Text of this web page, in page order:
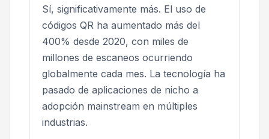
Sí, significativamente más. El uso de
códigos QR ha aumentado más del
400% desde 2020, con miles de
millones de escaneos ocurriendo
globalmente cada mes. La tecnología ha
pasado de aplicaciones de nicho a
adopción mainstream en múltiples
industrias.